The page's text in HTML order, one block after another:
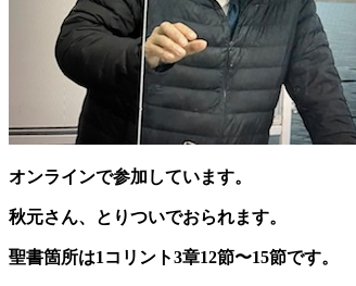
オンラインで参加しています。
秋元さん、とりついでおられます。
聖書箇所は1コリント3章12節〜15節です。